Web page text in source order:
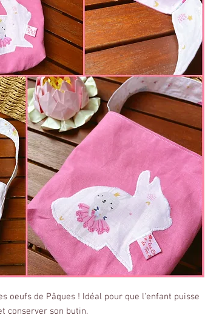
oeufs de Pâques ! Idéal pour que l'enfant puisse
conserver son butin.